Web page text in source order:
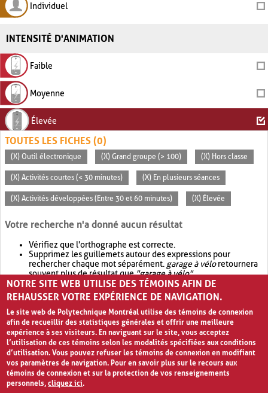
Individuel
INTENSITÉ D'ANIMATION
Faible
Moyenne
Élevée
TOUTES LES FICHES (0)
(X) Outil électronique (X) Grand groupe (> 100) (X) Hors classe
(X) Activités courtes (< 30 minutes) (X) En plusieurs séances
(X) Activités développées (Entre 30 et 60 minutes) (X) Élevée
Votre recherche n'a donné aucun résultat
Vérifiez que l'orthographe est correcte.
Supprimez les guillemets autour des expressions pour
rechercher chaque mot séparément. garage à véloretournera
souvent plus de résultat que"garage à vélo".
Envisagez d'élargir votre recherche avec OR.garage OR vélo
retournera souvent plus de résultat quegarage à vélo
NOTRE SITE WEB UTILISE DES TÉMOINS AFIN DE
REHAUSSER VOTRE EXPÉRIENCE DE NAVIGATION.
Le site web de Polytechnique Montréal utilise des témoins de connexion
afin de recueillir des statistiques générales et offrir une meilleure
expérience à ses visiteurs. En naviguant sur le site, vous acceptez
l’utilisation de ces témoins selon les modalités spécifiées aux conditions
d’utilisation. Vous pouvez refuser les témoins de connexion en modifiant
vos paramètres de navigation. Pour en savoir plus sur le recours aux
témoins de connexion et sur la protection de vos renseignements
personnels,cliquez ici.